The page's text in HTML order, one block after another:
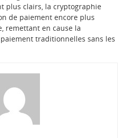
plus clairs, la cryptographie
de paiement encore plus
remettant en cause la
traditionnelles sans les